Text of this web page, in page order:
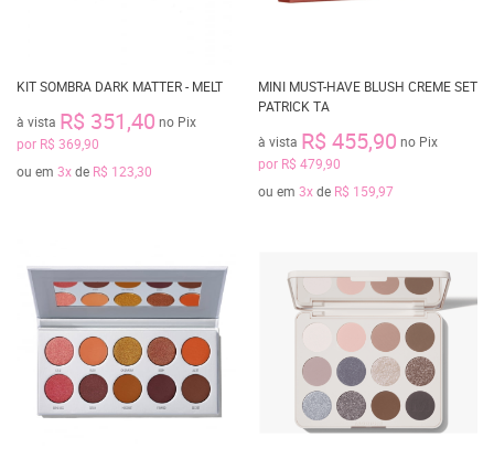
KIT SOMBRA DARK MATTER - MELT
à vista R$ 351,40 no Pix
por R$ 369,90
ou em 3xde R$ 123,30
MINI MUST-HAVE BLUSH CREME SET
PATRICK TA
à vista R$ 455,90 no Pix
por R$ 479,90
ou em 3xde R$ 159,97